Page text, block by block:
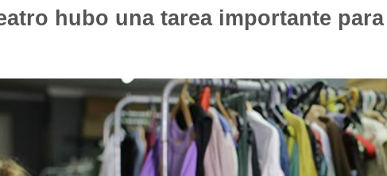
hubo una tarea importante